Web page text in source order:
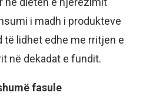
i madh i produkteve
të lidhet edhe me rritjen e
në dekadat e fundit.
fasule